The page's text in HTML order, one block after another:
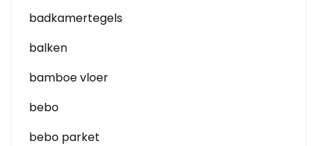
badkamertegels
balken
bamboe vloer
bebo
bebo parket